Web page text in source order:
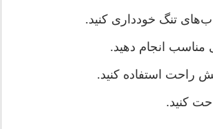
تنگ خودداری کنید.
مناسب انجام دهید.
راحت استفاده کنید.
کنید.